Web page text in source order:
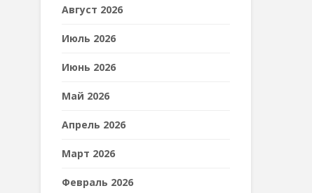
Август 2026
Июль 2026
Июнь 2026
Май 2026
Апрель 2026
Март 2026
Февраль 2026